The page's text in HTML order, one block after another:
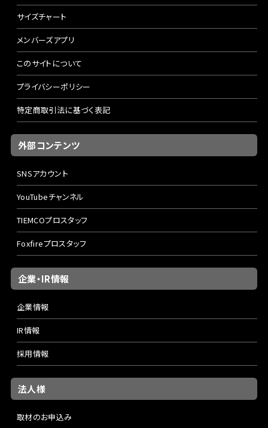
サイズチャート
メンバーズアプリ
このサイトについて
プライバシーポリシー
特定商取引法に基づく表記
外部コンテンツ
SNSアカウント
YouTubeチャンネル
TIEMCOプロスタッフ
Foxfireプロスタッフ
企業・IR情報
企業情報
IR情報
採用情報
法人様
取材のお申込み